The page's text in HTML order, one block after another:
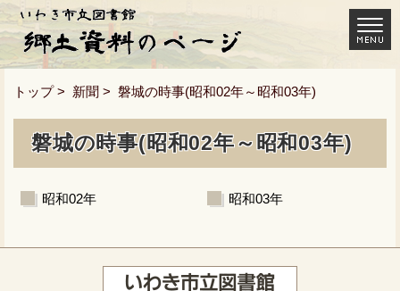
トップ> 新聞 > 磐城の時事(昭和02年～昭和03年)
磐城の時事(昭和02年～昭和03年)
昭和02年 昭和03年